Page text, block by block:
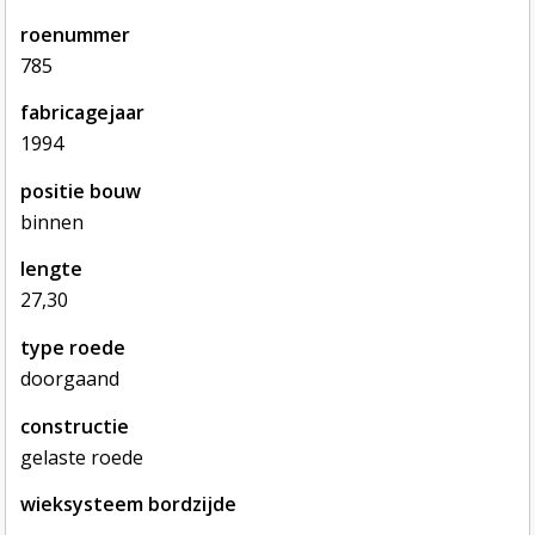
roenummer
785
fabricagejaar
1994
positie bouw
binnen
lengte
27,30
type roede
doorgaand
constructie
gelaste roede
wieksysteem bordzijde